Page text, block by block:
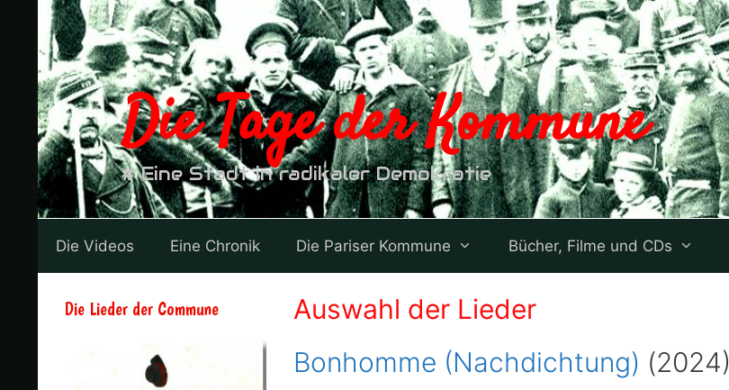
springen
Die Tage der Kommune
# Eine Stadt in radikaler Demokratie
Die Videos Eine Chronik Die Pariser Kommune Bücher, Filme und CDs
Auswahl der Lieder
Bonhomme (Nachdichtung) (2024)
Die Lieder der Commune